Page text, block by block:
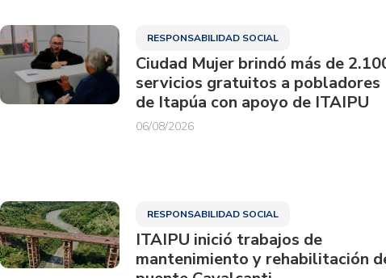
RESPONSABILIDAD SOCIAL
Ciudad Mujer brindó más de
servicios gratuitos a pobladores
de Itapúa con apoyo de ITAIPU
06/08/2026
RESPONSABILIDAD SOCIAL
ITAIPU inició trabajos de
mantenimiento y rehabilitación